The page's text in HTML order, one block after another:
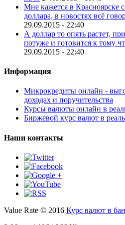
Мне кажется в Красноярске
доллара, в новостях всё
29.09.2015 - 22:40
А доллар то опять растет,
потуже и готовится к тому
29.09.2015 - 22:40
Информация
Микрокредиты онлайн -
доходах и поручительства
Курсы валюты онлайн в
Биржевой курс валют в
Наши контакты
Value Rate © 2016 Курс валют в